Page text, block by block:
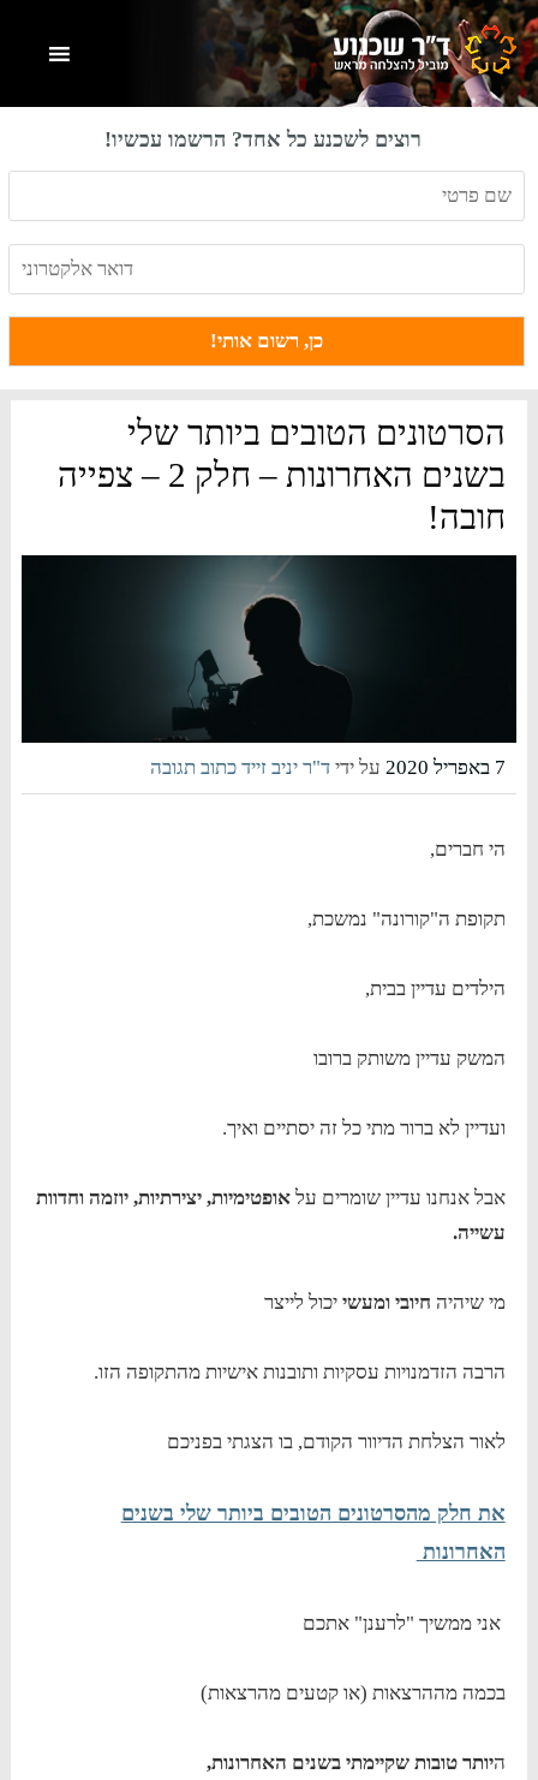
Skip
to
main
Skip
to
primary
Skip
to
footer
רוצים לשכנע כל אחד? הרשמו עכשיו!
הסרטונים הטובים ביותר שלי
בשנים האחרונות – חלק 2 – צפייה
חובה!
7 באפריל 2020 על ידיד"ר יניב זייד כתוב תגובה
הי חברים,
תקופת ה"קורונה" נמשכת,
הילדים עדיין בבית,
המשק עדיין משותק ברובו
ועדיין לא ברור מתי כל זה יסתיים ואיך.
אבל אנחנו עדיין שומרים עלאופטימיות, יצירתיות, יוזמה וחדוות
עשייה.
מי שיהיה חיובי ומעשי יכול לייצר
הרבה הזדמנויות עסקיות ותובנות אישיות מהתקופה הזו.
לאור הצלחת הדיוור הקודם, בו הצגתי בפניכם
את חלק מהסרטונים הטובים ביותר שלי בשנים
האחרונות
אני ממשיך "לרענן" אתכם
בכמה מההרצאות (או קטעים מהרצאות)
היותר טובות שקיימתי בשנים האחרונות,